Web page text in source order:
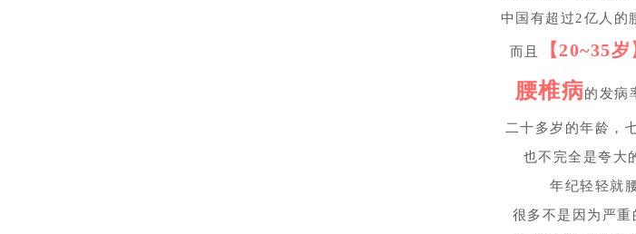
中国有超过2亿人的
而且 【20~35岁
腰椎病的发病
二十多岁的年龄，
也不完全是夸大
年纪轻轻就
很多不是因为严重